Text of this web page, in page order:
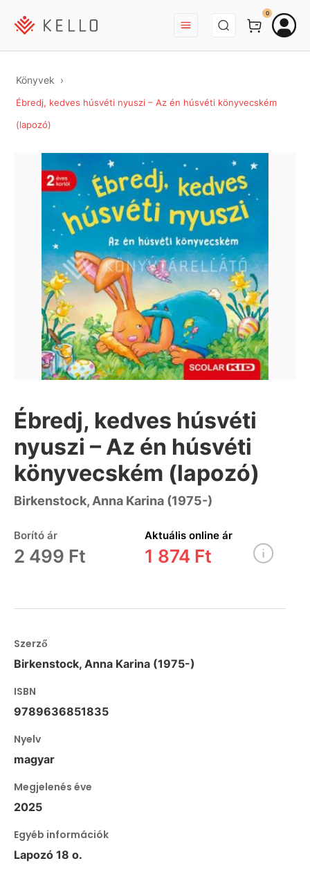
BEJELENTKEZÉS
0
Könyvek
Ébredj, kedves húsvéti nyuszi – Az én húsvéti könyvecském
(lapozó)
Ébredj, kedves húsvéti
nyuszi – Az én húsvéti
könyvecském (lapozó)
Birkenstock, Anna Karina (1975-)
Borító ár
2 499 Ft
Aktuális online ár
1 874 Ft
Szerző
Birkenstock, Anna Karina (1975-)
ISBN
9789636851835
Nyelv
magyar
Megjelenés éve
2025
Egyéb információk
Lapozó 18 o.